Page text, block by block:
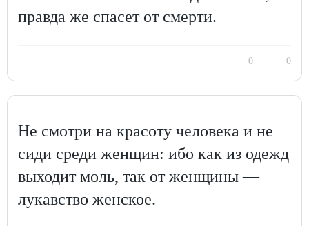
правда же спасет от смерти.
0 0
Не смотри на красоту человека и не
сиди среди женщин: ибо как из одежд
выходит моль, так от женщины —
лукавство женское.